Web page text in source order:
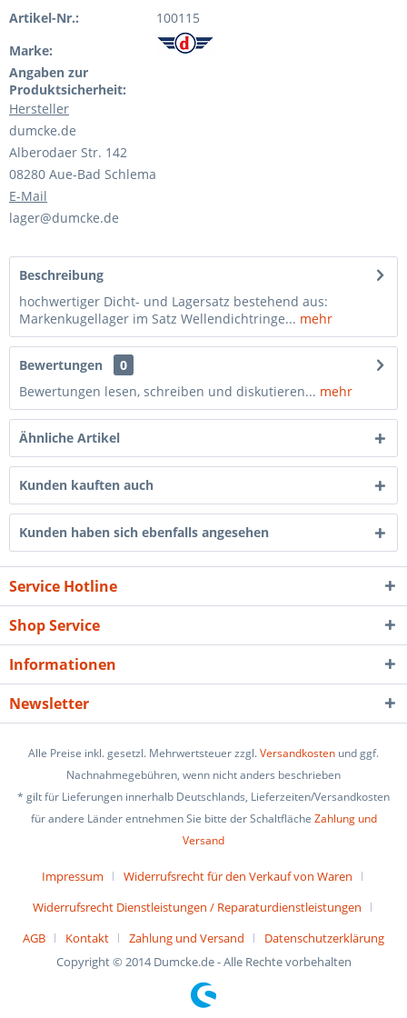
Artikel-Nr.:
100115
Marke:
Angaben zur
Produktsicherheit:
Hersteller
dumcke.de
Alberodaer Str. 142
08280 Aue-Bad Schlema
E-Mail
lager@dumcke.de
Beschreibung
hochwertiger Dicht- und Lagersatz bestehend aus:
Markenkugellager im Satz Wellendichtringe... mehr
Bewertungen
0
Bewertungen lesen, schreiben und diskutieren... mehr
Ähnliche Artikel
Kunden kauften auch
Kunden haben sich ebenfalls angesehen
Service Hotline
Shop Service
Informationen
Newsletter
Alle Preise inkl. gesetzl. Mehrwertsteuer zzgl.Versandkosten und ggf.
Nachnahmegebühren, wenn nicht anders beschrieben
* gilt für Lieferungen innerhalb Deutschlands, Lieferzeiten/Versandkosten
für andere Länder entnehmen Sie bitte der Schaltfläche Zahlung und
Versand
Impressum
Widerrufsrecht für den Verkauf von Waren
Widerrufsrecht Dienstleistungen / Reparaturdienstleistungen
AGB
Kontakt Zahlung und Versand
Datenschutzerklärung
Copyright © 2014 Dumcke.de - Alle Rechte vorbehalten